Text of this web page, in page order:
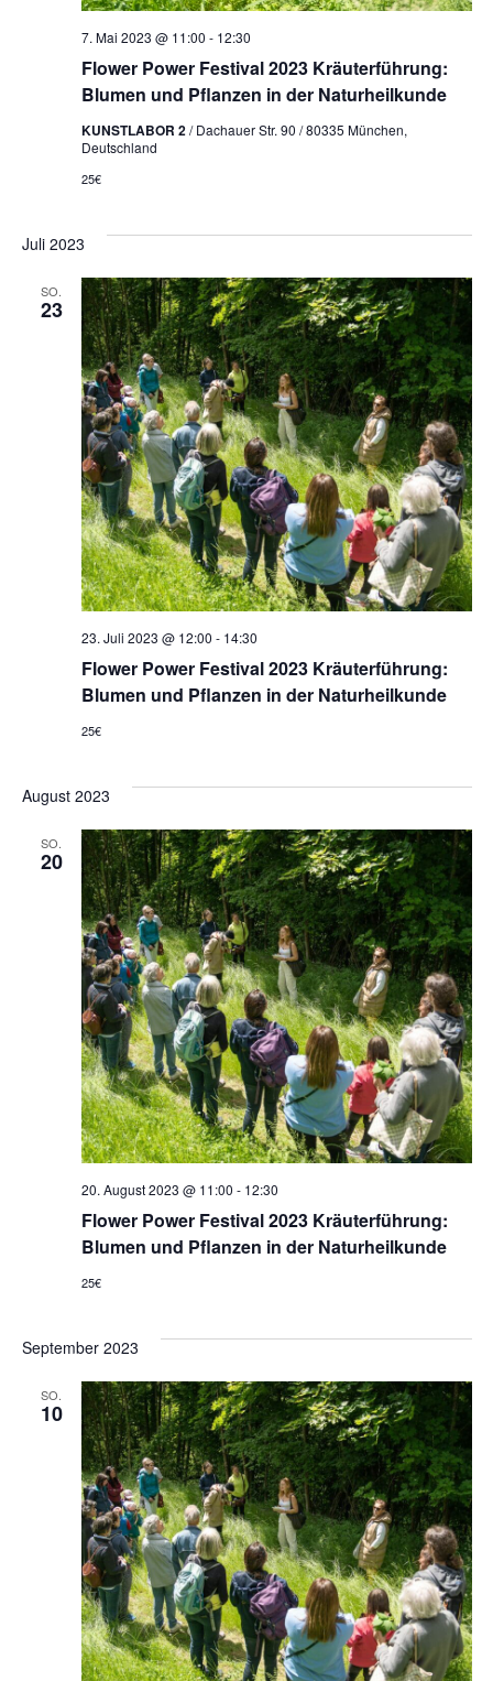
Flower Power Festival 2023 Kräuterführung:
Blumen und Pflanzen in der Naturheilkunde
7. Mai 2023 @ 11:00 - 12:30
KUNSTLABOR 2/ Dachauer Str. 90 / 80335 München,
Deutschland
25€
Juli 2023
SO.
23
Flower Power Festival 2023 Kräuterführung:
Blumen und Pflanzen in der Naturheilkunde
23. Juli 2023 @ 12:00 - 14:30
25€
August 2023
SO.
20
Flower Power Festival 2023 Kräuterführung:
Blumen und Pflanzen in der Naturheilkunde
20. August 2023 @ 11:00 - 12:30
25€
September 2023
SO.
10